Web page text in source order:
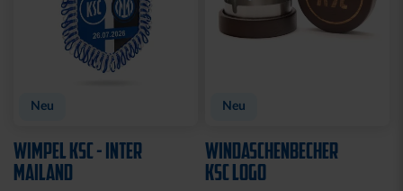
Neu
WIMPEL KSC - INTER
MAILAND
Neu
WINDASCHENBECHER
KSC LOGO